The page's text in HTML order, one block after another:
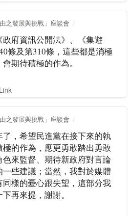
之發展與挑戰」座談會
府資訊公開法》、《集遊
條及第310條，這些都是消極
期待積極的作為。
Link
之發展與挑戰」座談會
，希望民進黨在接下來的執
的作為，應更勇敢踏出勇敢
來監督、期待新政府對言論
些建議；當然，我對於媒體
樣的憂心跟失望，這部分我
再來提，謝謝。